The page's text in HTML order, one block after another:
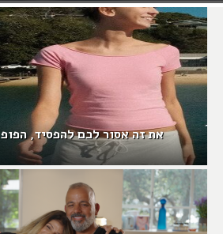
את זה אסור לכם להפסיד,